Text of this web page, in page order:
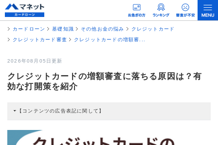
カードローン 基礎知識 その他お金の悩み
クレジットカード
クレジットカード審査
クレジットカードの増額審...
2026年08月05日更新
クレジットカードの増額審査に落ちる原因は？有
効な打開策を紹介
【コンテンツの広告表記に関して】
すると弊社に対して企業から紹介報酬が支払われるという収益モデルです。 た
だし、特定の商品を根拠なくPRするものではなく、当編集部の調査／ユーザー